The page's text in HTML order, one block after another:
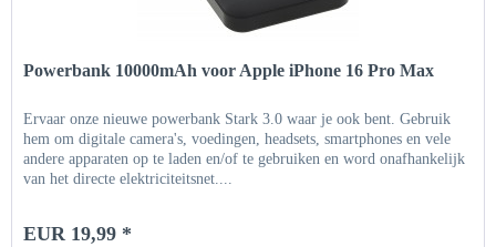
Powerbank 10000mAh voor Apple iPhone 16 Pro Max
Ervaar onze nieuwe powerbank Stark 3.0 waar je ook bent. Gebruik
hem om digitale camera's, voedingen, headsets, smartphones en vele
andere apparaten op te laden en/of te gebruiken en word onafhankelijk
van het directe elektriciteitsnet....
EUR 19,99 *